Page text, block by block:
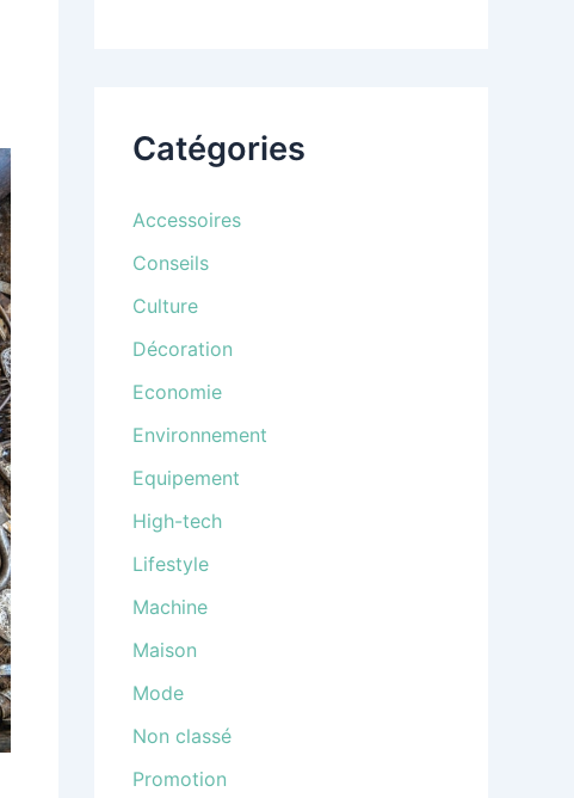
Catégories
Accessoires
Conseils
Culture
Décoration
Economie
Environnement
Equipement
High-tech
Lifestyle
Machine
Maison
Mode
Non classé
Promotion